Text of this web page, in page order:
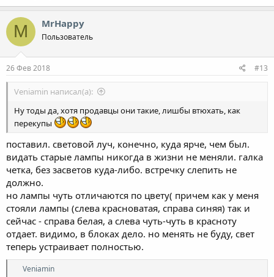
M MrHappy
Пользователь
26 Фев 2018 #13
Veniamin написал(а):
Ну тоды да, хотя продавцы они такие, лишбы втюхать, как
перекупы
поставил. световой луч, конечно, куда ярче, чем был.
видать старые лампы никогда в жизни не меняли. галка
четка, без засветов куда-либо. встречку слепить не
должно.
но лампы чуть отличаются по цвету( причем как у меня
стояли лампы (слева красноватая, справа синяя) так и
сейчас - справа белая, а слева чуть-чуть в красноту
отдает. видимо, в блоках дело. но менять не буду, свет
теперь устраивает полностью.
Р
Veniamin